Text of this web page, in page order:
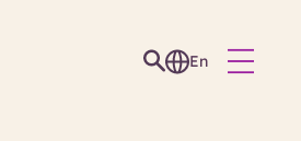
En